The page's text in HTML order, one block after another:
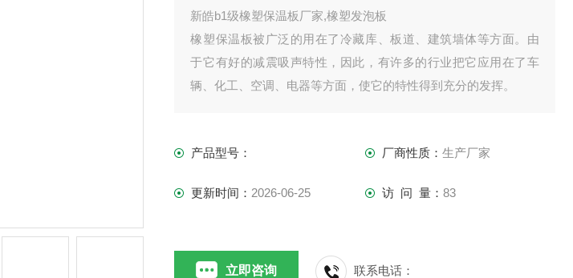
新皓b1级橡塑保温板厂家,橡塑发泡板
橡塑保温板被广泛的用在了冷藏库、板道、建筑墙体等方面。由
于它有好的减震吸声特性，因此，有许多的行业把它应用在了车
辆、化工、空调、电器等方面，使它的特性得到充分的发挥。
产品型号： 厂商性质： 生产厂家
更新时间： 2026-06-25 访 问 量： 83
立即咨询 联系电话：